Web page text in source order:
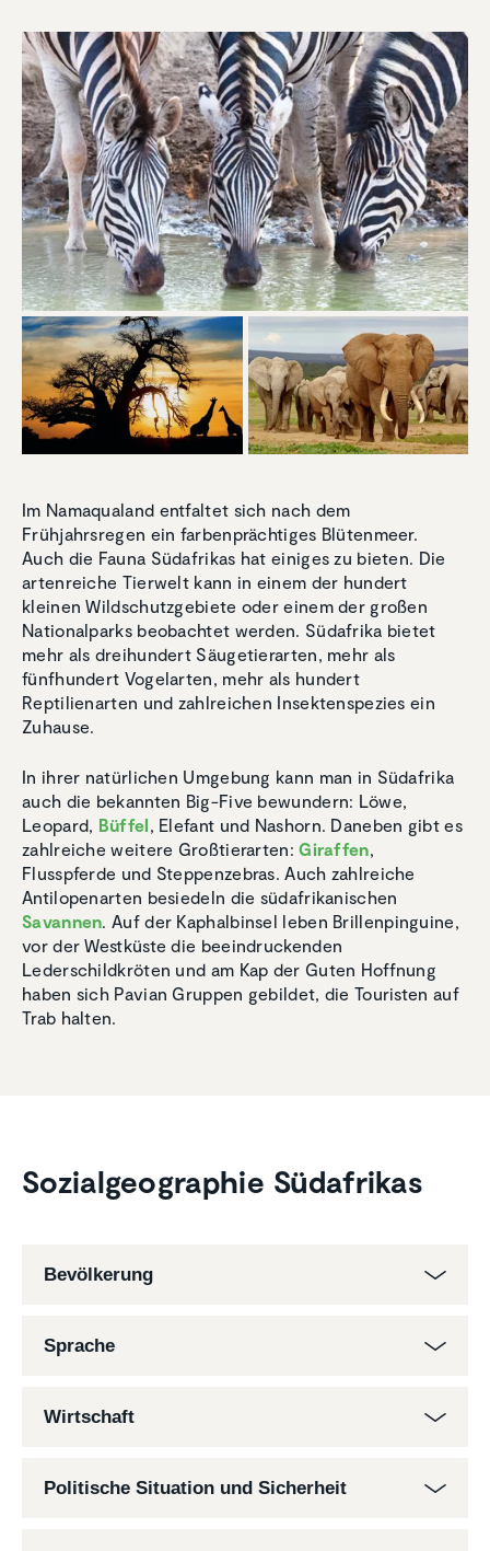
Im Namaqualand entfaltet sich nach dem
Frühjahrsregen ein farbenprächtiges Blütenmeer.
Auch die Fauna Südafrikas hat einiges zu bieten. Die
artenreiche Tierwelt kann in einem der hundert
kleinen Wildschutzgebiete oder einem der großen
Nationalparks beobachtet werden. Südafrika bietet
mehr als dreihundert Säugetierarten, mehr als
fünfhundert Vogelarten, mehr als hundert
Reptilienarten und zahlreichen Insektenspezies ein
Zuhause.
In ihrer natürlichen Umgebung kann man in Südafrika
auch die bekannten Big-Five bewundern: Löwe,
Leopard, Büffel, Elefant und Nashorn. Daneben gibt es
zahlreiche weitere Großtierarten:Giraffen,
Flusspferde und Steppenzebras. Auch zahlreiche
Antilopenarten besiedeln die südafrikanischen
Savannen. Auf der Kaphalbinsel leben Brillenpinguine,
vor der Westküste die beeindruckenden
Lederschildkröten und am Kap der Guten Hoffnung
haben sich Pavian Gruppen gebildet, die Touristen auf
Trab halten.
Sozial­geo­gra­phie Südafrikas
Bevölkerung
Sprache
Wirtschaft
Politische Situation und Sicherheit